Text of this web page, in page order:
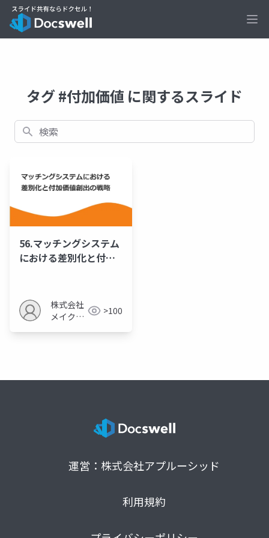
タグ #付加価値 に関するスライド
検索
56.マッチングシステム
における差別化と付加
株式会社
メイクア
>100
運営：株式会社アプルーシッド
利用規約